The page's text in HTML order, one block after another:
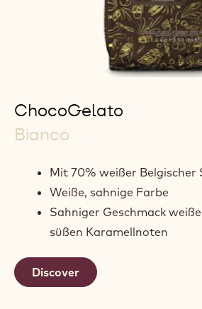
ChocoGelato
Bianco
Mit 70% weißer Belgischer
Weiße, sahnige Farbe
Sahniger Geschmack
süßen Karamellnoten
Discover